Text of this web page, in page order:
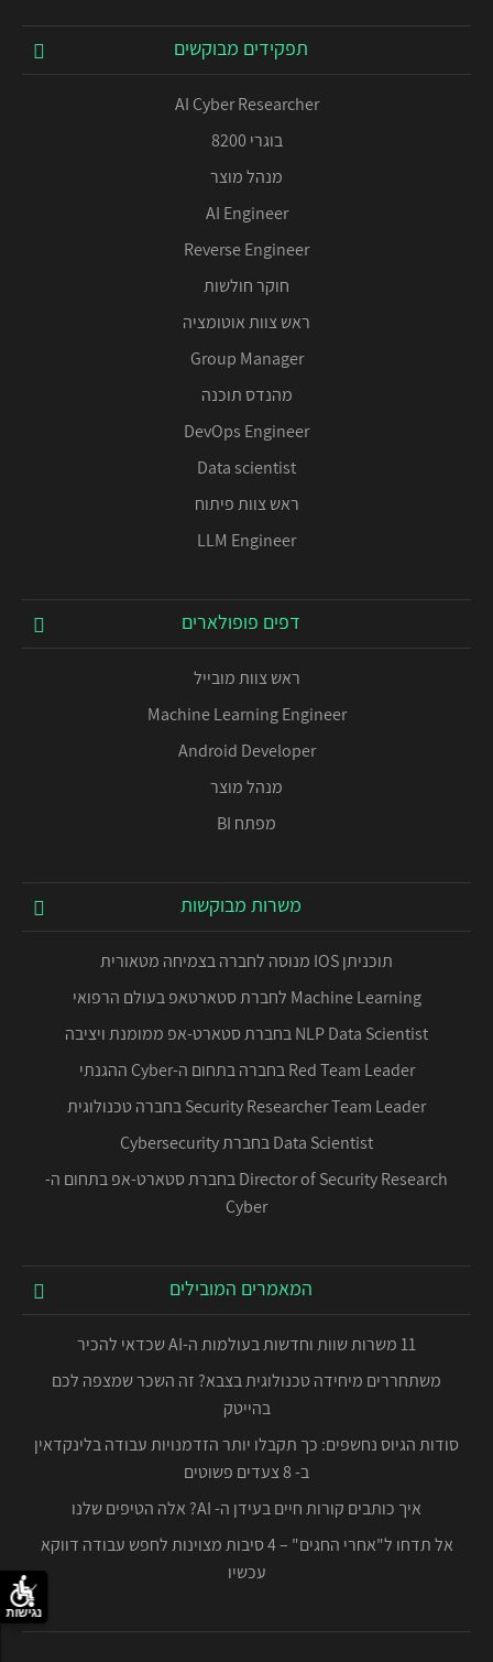
תפקידים מבוקשים
AI Cyber Researcher
בוגרי 8200
מנהל מוצר
AI Engineer
Reverse Engineer
חוקר חולשות
ראש צוות אוטומציה
Group Manager
מהנדס תוכנה
DevOps Engineer
Data scientist
ראש צוות פיתוח
LLM Engineer
דפים פופולארים
ראש צוות מובייל
Machine Learning Engineer
Android Developer
מנהל מוצר
מפתח BI
משרות מבוקשות
תוכניתן IOS מנוסה לחברה בצמיחה מטאורית
Machine Learning לחברת סטארטאפ בעולם הרפואי
NLP Data Scientist בחברת סטארט-אפ ממומנת ויציבה
Red Team Leader בחברה בתחום ה-Cyber ההגנתי
Security Researcher Team Leader בחברה טכנולוגית
Data Scientist בחברת Cybersecurity
Director of Security Research בחברת סטארט-אפ בתחום ה-
Cyber
המאמרים המובילים
11 משרות שוות וחדשות בעולמות ה-AI שכדאי להכיר
משתחררים מיחידה טכנולוגית בצבא? זה השכר שמצפה לכם
בהייטק
סודות הגיוס נחשפים: כך תקבלו יותר הזדמנויות עבודה בלינקדאין
ב- 8 צעדים פשוטים
איך כותבים קורות חיים בעידן ה- AI? אלה הטיפים שלנו
אל תדחו ל"אחרי החגים" – 4 סיבות מצוינות לחפש עבודה דווקא
עכשיו
נגישות